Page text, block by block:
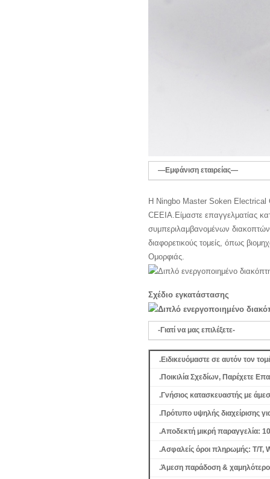
—Εμφάνιση εταιρείας—
Η Ningbo Master Soken Electrical
CEEIA.Είμαστε επαγγελματίας
συμπεριλαμβανομένων διακοπτών,
διαφορετικούς τομείς, όπως
Ομορφιάς.
Σχέδιο εγκατάστασης
-Γιατί να μας επιλέξετε-
.Ειδικευόμαστε σε αυτόν τον
.Ποικιλία Σχεδίων, Παρέχετε
.Γνήσιος κατασκευαστής με
.Πρότυπο υψηλής διαχείρισης
.Αποδεκτή μικρή παραγγελία:
.Ασφαλείς όροι πληρωμής: T/T,
.Άμεση παράδοση &